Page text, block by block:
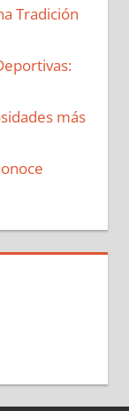
Tradición
más